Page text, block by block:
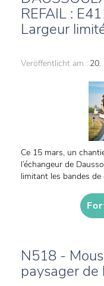
REFAIL :
Largeur
Veröffentlicht am : 20.
Ce 15 mars, un
l’échangeur de
limitant les bandes
N518 -
paysager de